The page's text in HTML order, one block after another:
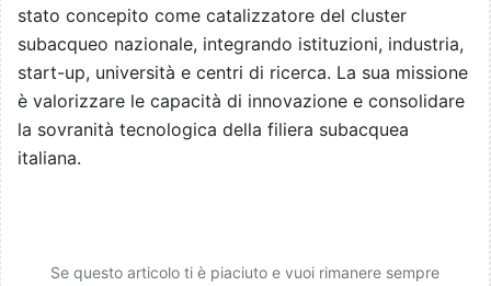
stato concepito come catalizzatore del cluster
subacqueo nazionale, integrando istituzioni, industria,
start-up, università e centri di ricerca. La sua missione
è valorizzare le capacità di innovazione e consolidare
la sovranità tecnologica della filiera subacquea
italiana.
Se questo articolo ti è piaciuto e vuoi rimanere sempre